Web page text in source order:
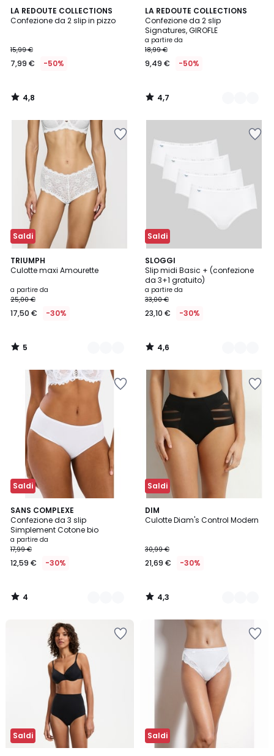
LA REDOUTE COLLECTIONS
Confezione da 2 slip in pizzo
15,99 €
7,99 € -50%
4,8
/ 5
4,8
/
LA REDOUTE COLLECTIONS
Confezione da 2 slip
Signatures, GIROFLE
a partire da
18,99 €
9,49 € -50%
4,7
/ 5
4
Colori
4,7
/
Saldi
TRIUMPH
Culotte maxi Amourette
a partire da
25,00 €
17,50 € -30%
5
/
3
Colori
5
/
Saldi
SLOGGI
Slip midi Basic + (confezione
da 3+1 gratuito)
a partire da
33,00 €
23,10 € -30%
4,6
/ 5
3
Colori
4,6
/
Saldi
SANS COMPLEXE
Confezione da 3 slip
Simplement Cotone bio
a partire da
17,99 €
12,59 € -30%
4
/
5
3
Colori
4
/
Saldi
DIM
Culotte Diam's Control Modern
30,99 €
21,69 € -30%
4,3
/ 5
2
Colori
4,3
/
Saldi Saldi